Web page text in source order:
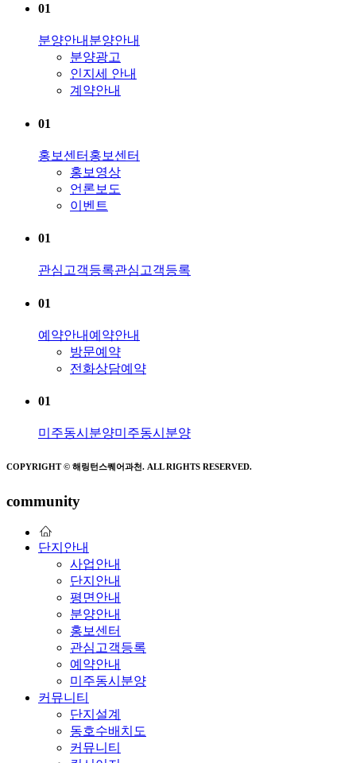
01
분양안내 분양안내
분양광고
인지세 안내
계약안내
01
홍보센터 홍보센터
홍보영상
언론보도
이벤트
01
관심고객등록관심고객등록
01
예약안내 예약안내
방문예약
전화상담예약
01
미주동시분양미주동시분양
COPYRIGHT © 해링턴스퀘어과천. ALL RIGHTS RESERVED.
community
단지안내
사업안내
단지안내
평면안내
분양안내
홍보센터
관심고객등록
예약안내
미주동시분양
커뮤니티
단지설계
동호수배치도
커뮤니티